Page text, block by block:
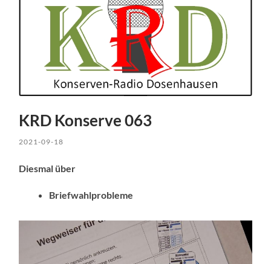
KRD Konserve 063
2021-09-18
Diesmal über
Briefwahlprobleme